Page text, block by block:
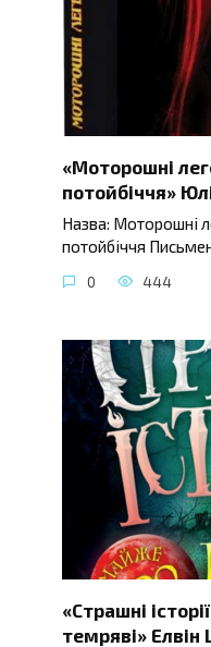
«Моторошні
потойбіччя»
Назва: Моторошні
потойбіччя
0 444
«Страшні
темряві» Елвін